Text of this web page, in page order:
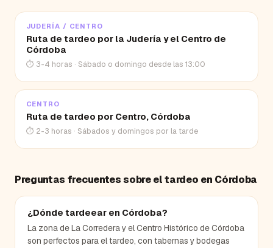
JUDERÍA / CENTRO
Ruta de tardeo por la Judería y el Centro de
Córdoba
⏱ 3-4 horas · Sábado o domingo desde las 13:00
CENTRO
Ruta de tardeo por Centro, Córdoba
⏱ 2-3 horas · Sábados y domingos por la tarde
Preguntas frecuentes sobre el tardeo en Córdoba
¿Dónde tardeear en Córdoba?
La zona de La Corredera y el Centro Histórico de Córdoba
son perfectos para el tardeo, con tabernas y bodegas